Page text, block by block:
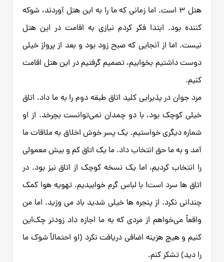
هتل 3 است. اما زمانی که ما را به این هتل آوردند، شوکه
کننده بود. ابتدا فکر کردم نیازی به اقامت در این هتل
نیست. اما از آنجایی که صبح زود بود و بعد از پرواز خیلی
دوست داشتیم بخوابیم، تصمیم گرفتیم در این هتل اقامت
کنیم.
مرد جوان در پذیرایی کلید اتاق طبقه دوم را به ما داد. اتاق
خیلی کوچک بود، با دو چمدان نمی‌توانست بچرخد. از او
شماره دیگری خواستیم. یک پسر خوش اخلاق به ملاقات ما
آمد و به ما حق انتخاب داد. ما یک اتاق کم و بیش معمولی
را انتخاب کردیم، اما یک نسخه کوچک از اتاق نیز بود. در
اتاق ها سرد است! با لباس گرم خوابیدیم. تهویه هوا کمک
چندانی نکرد. از پنجره ها خیلی شدید باد می وزید. اما من
واقعاً می‌خواهم از مردی که به ما اجازه داد زودتر چک‌این
کنیم و هیچ هزینه اضافی دریافت نکرد (او احتمالاً شوک ما
را دید) تشکر کنم.